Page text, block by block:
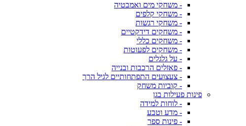
- משחקי מים ואמבטיה
- משחקי קלפים
- משחקי רגשות
- משחקים דידקטיים
- משחקים כללי
- משחקים לפעוטות
- על גלגלים
- פאזלים הרכבות ובנייה
- צעצועים התפתחותיים לגיל הרך
- קוביות משחק
פינות פעילות בגן
- לוחות למידה
- מדע וטבע
- פינות ספר